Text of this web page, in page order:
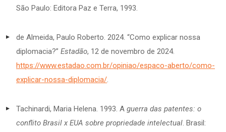
São Paulo: Editora Paz e Terra, 1993.
de Almeida, Paulo Roberto. 2024. “Como explicar nossa
diplomacia?” Estadão, 12 de novembro de 2024.
https://www.estadao.com.br/opiniao/espaco-aberto/como-
explicar-nossa-diplomacia/.
Tachinardi, Maria Helena. 1993. A guerra das patentes: o
conflito Brasil x EUA sobre propriedade intelectual. Brasil: